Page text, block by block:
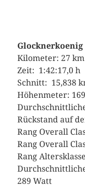
Glocknerkoenig
Kilometer: 27 km
Zeit: 1:42:17,0 h
Schnitt: 15,838
Höhenmeter:
Rückstand auf
Rang Overall
Rang Overall
Rang
289 Watt